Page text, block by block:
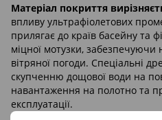
Матеріал покриття
впливу ультрафіолетових
прилягає до країв басейну та
міцної мотузки, забезпечуючи
вітряної погоди. Спеціальні
скупченню дощової води на
навантаження на полотно та
експлуатації.